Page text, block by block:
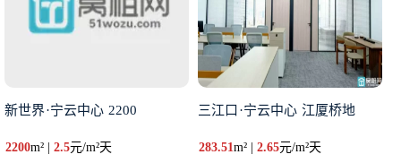
新世界·宁云中心 2200
2200m² | 2.5元/m²天
三江口·宁云中心 江厦桥地
283.51m² |2.65元/m²天